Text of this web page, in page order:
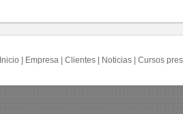
Inicio Empresa Clientes Noticias Cursos